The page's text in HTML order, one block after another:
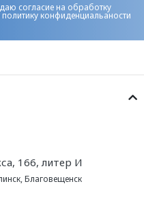
согласие на обработку
политику конфиденциальаности
166, литер И
,Благовещенск